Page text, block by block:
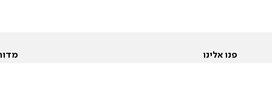
פנו אלינו